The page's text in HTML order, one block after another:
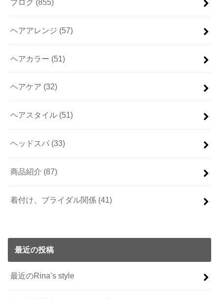
ブログ (855)
ヘアアレンジ (57)
ヘアカラー (51)
ヘアケア (32)
ヘアスタイル (51)
ヘッドスパ (33)
商品紹介 (87)
着付け、ブライダル関係 (41)
最近の投稿
最近のRina’s style